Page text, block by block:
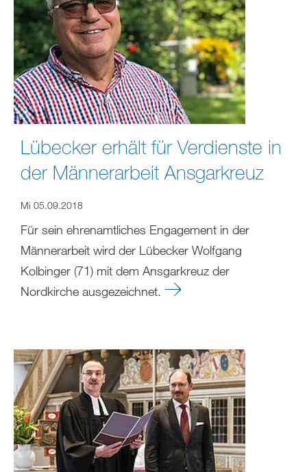
Lübecker erhält für Verdienste in
der Männerarbeit Ansgarkreuz
Mi 05.09.2018
Für sein ehrenamtliches Engagement in der
Männerarbeit wird der Lübecker Wolfgang
Kolbinger (71) mit dem Ansgarkreuz der
Nordkirche ausgezeichnet.